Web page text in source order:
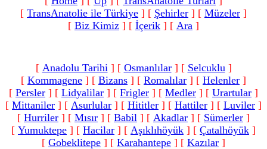
[ TransAnatolie ile Türkiye ] [ Şehirler ] [ Müzeler ]
[ Biz Kimiz ] [ İçerik ] [ Ara ]
[ Anadolu Tarihi] [ Osmanlılar] [ Selcuklu]
[ Kommagene ] [ Bizans ] [ Romalılar‎ ] [ Helenler ]
[ Persler ] [ Lidyalilar ] [ Frigler ] [ Medler ] [ Urartular ]
[ Mittaniler ] [ Asurlular ] [ Hititler ] [ Hattiler ] [ Luviler ]
[ Hurriler ] [ Mısır ] [ Babil ] [ Akadlar ] [ Sümerler ]
[ Yumuktepe ] [ Hacilar ] [ Aşıklıhöyük ] [ Çatalhöyük ]
[ Gobeklitepe ] [ Karahantepe ] [ Kazılar ]